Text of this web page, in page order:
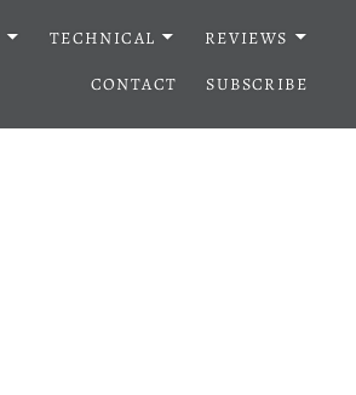
TECHNICAL
REVIEWS
CONTACT
SUBSCRIBE